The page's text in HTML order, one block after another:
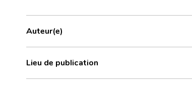
Auteur(e)
Lieu de publication